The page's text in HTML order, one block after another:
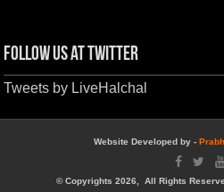
Follow us at Twitter
Tweets by LiveHalchal
Website Developed by -
© Copyrights 2026, All Rights